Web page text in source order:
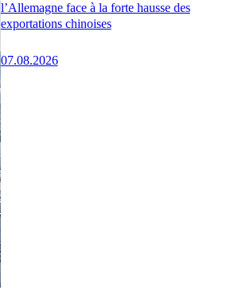
l’Allemagne face à la forte hausse des
exportations chinoises
07.08.2026